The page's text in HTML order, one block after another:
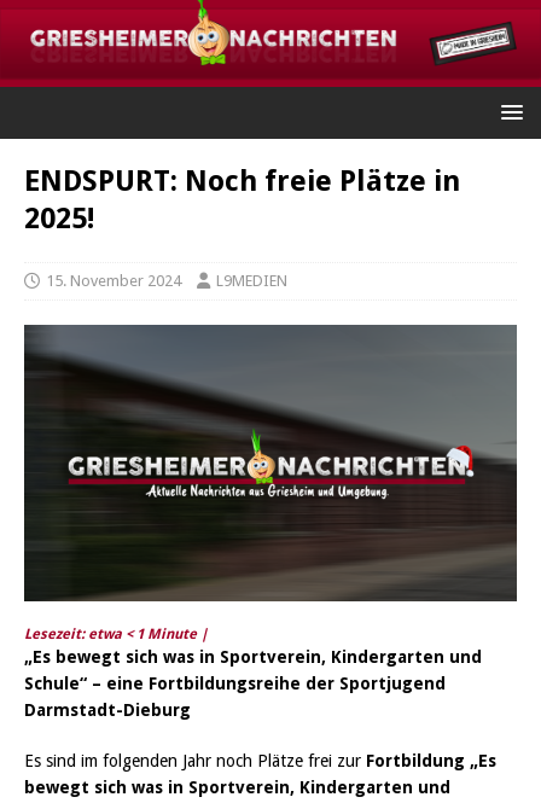
ENDSPURT: Noch freie Plätze in
2025!
15. November 2024 L9MEDIEN
Lesezeit: etwa < 1 Minute |
„Es bewegt sich was in Sportverein, Kindergarten und
Schule“ – eine Fortbildungsreihe der Sportjugend
Darmstadt-Dieburg
Es sind im folgenden Jahr noch Plätze frei zur Fortbildung „Es
bewegt sich was in Sportverein, Kindergarten und